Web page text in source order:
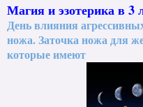
Магия и эзотерика в 3
День влияния
ножа. Заточка ножа для
которые имеют